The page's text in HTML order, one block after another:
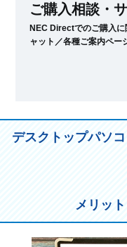
ご購入相談・
NEC Directでのご購入に
ャット／各種ご案内ペー
デスクトップパソ
メリッ